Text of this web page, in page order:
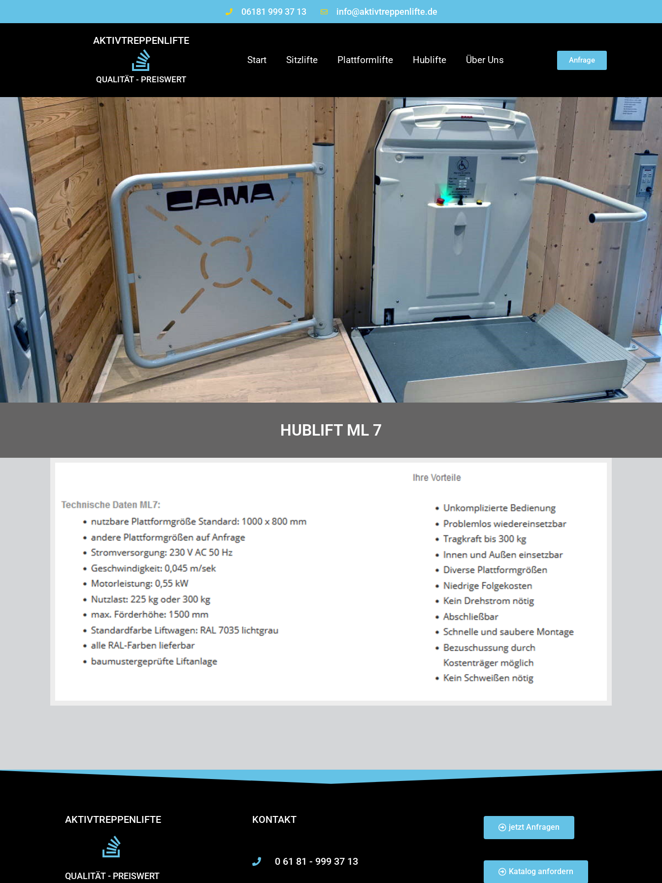
06181 999 37 13 info@aktivtreppenlifte.de
AKTIVTREPPENLIFTE
QUALITÄT - PREISWERT
Start Sitzlifte Plattformlifte Hublifte Über Uns Anfrage
HUBLIFT ML 7
AKTIVTREPPENLIFTE
QUALITÄT - PREISWERT
KONTAKT
0 61 81 - 999 37 13
jetzt Anfragen
Katalog anfordern